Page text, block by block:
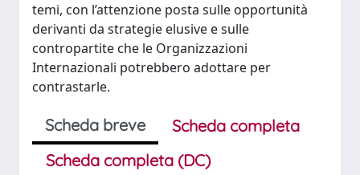
temi, con l’attenzione posta sulle opportunità
derivanti da strategie elusive e sulle
contropartite che le Organizzazioni
Internazionali potrebbero adottare per
contrastarle.
Scheda breve
Scheda completa
Scheda completa (DC)